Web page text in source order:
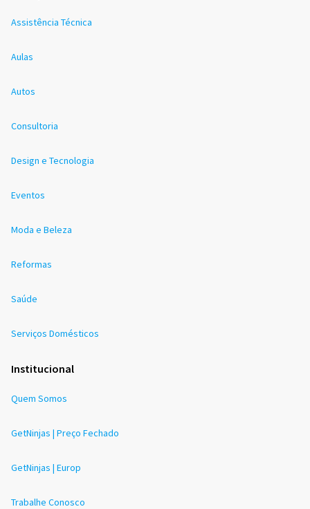
Assistência Técnica
Aulas
Autos
Consultoria
Design e Tecnologia
Eventos
Moda e Beleza
Reformas
Saúde
Serviços Domésticos
Institucional
Quem Somos
GetNinjas | Preço Fechado
GetNinjas | Europ
Trabalhe Conosco